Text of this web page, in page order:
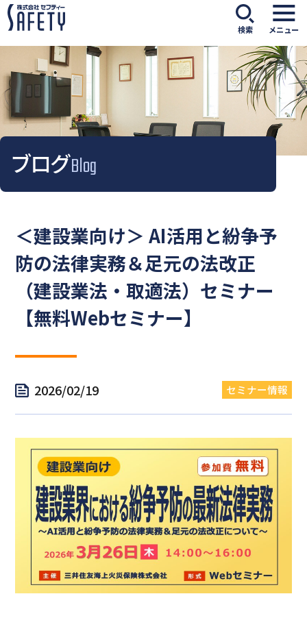
検索 メニュー
ブログBlog
＜建設業向け＞ AI活用と紛争予
防の法律実務＆足元の法改正
（建設業法・取適法）セミナー
【無料Webセミナー】
2026/02/19 セミナー情報